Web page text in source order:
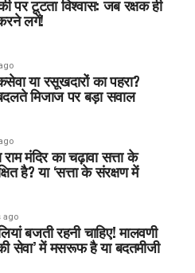
पर टूटता विश्वास: जब रक्षक ही
लगें!
या रसूखदारों का पहरा?
मिजाज पर बड़ा सवाल
मंदिर का चढ़ावा सत्ता के
है? या ‘सत्ता के संरक्षण में
ago
बजती रहनी चाहिए! मालवणी
सेवा’ में मसरूफ है या बदतमीजी